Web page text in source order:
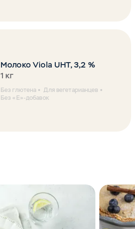
Молоко Viola UHT, 3,2 %
1 кг
Без глютена
Для вегетарианцев
Без «Е»-добавок